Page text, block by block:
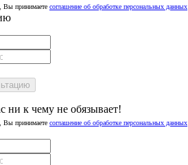
Вы принимаете соглашение об обработке персональных данных
ни к чему не обязывает!
Вы принимаете соглашение об обработке персональных данных